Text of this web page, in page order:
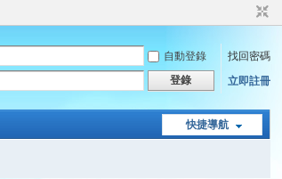
自動登錄
找回密碼
登錄 立即註冊
快捷導航